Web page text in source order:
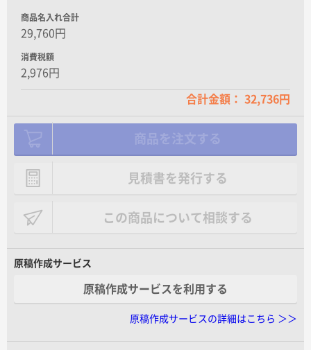
商品名入れ合計
29,760円
消費税額
2,976円
合計金額： 32,736円
見積書を発行する
この商品について相談する
原稿作成サービス
原稿作成サービスを利用する
原稿作成サービスの詳細はこちら ＞＞